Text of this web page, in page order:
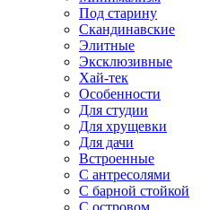
Под старину
Скандинавские
Элитные
Эксклюзивные
Хай-тек
Особенности
Для студии
Для хрущевки
Для дачи
Встроенные
С антресолями
С барной стойкой
С островом